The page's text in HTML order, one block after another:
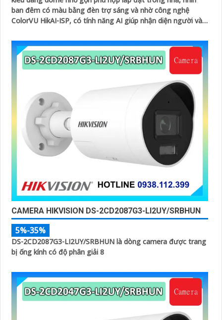
ban đêm có màu bằng đèn trợ sáng và nhờ công nghệ
ColorVU HikAI-ISP, có tính năng AI giúp nhận diện người và
CAMERA HIKVISION DS-2CD2087G3-LI2UY/SRBHUN
5%-35%
DS-2CD2087G3-LI2UY/SRBHUN là dòng camera được trang
bị ống kính có độ phân giải 8